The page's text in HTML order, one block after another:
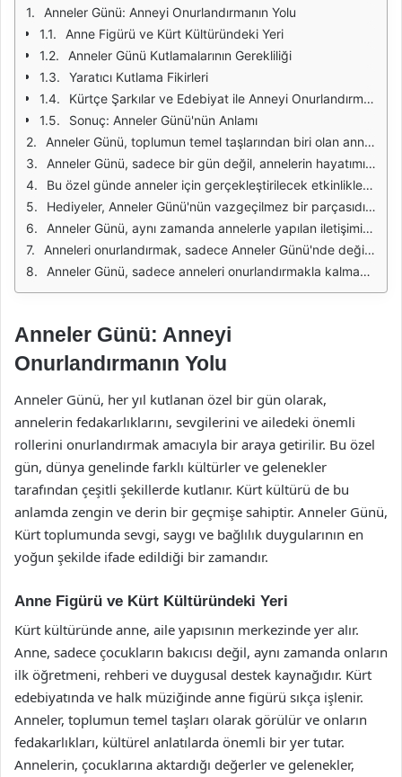
Anneler Günü: Anneyi Onurlandırmanın Yolu
Anne Figürü ve Kürt Kültüründeki Yeri
Anneler Günü Kutlamalarının Gerekliliği
Yaratıcı Kutlama Fikirleri
Kürtçe Şarkılar ve Edebiyat ile Anneyi Onurlandırmak
Sonuç: Anneler Günü'nün Anlamı
Anneler Günü, toplumun temel taşlarından biri olan anneleri onurlandırmak için özel bir fırsattır. Anneler, ailelerin ve toplumların yapı taşıdır. Onların fedakarlıkları, sevgileri ve sabırları, hayatımızın her alanında derin izler bırakır. Bu özel günde, annelere olan minnettarlığımızı göstermek için çeşitli yollar bulunur. Hassas bir şekilde hazırlanan hediyeler, güzel sözler ve unutulmaz anlar, annelere olan sevgimizi ifade etmenin en anlamlı yollarıdır.
Anneler Günü, sadece bir gün değil, annelerin hayatımızdaki değerinin sürekli hatırlanması gereken bir anıdır. Bu gün, annelere olan saygımızı ve sevgimizi tazelemek için bir fırsat sunar. Kürt kültüründe annelere olan saygı ve sevgi, tarih boyunca önemli bir yere sahip olmuştur. Anneler, sadece çocukları için değil, aynı zamanda tüm toplum için birer rehberdir. Onların bilgeliği ve sevgisi, birçok neslin yetişmesine katkıda bulunur.
Bu özel günde anneler için gerçekleştirilecek etkinlikler, onların değerini daha da artırır. Aileler bir araya gelir, birlikte zaman geçirir ve annelere olan sevgilerini dile getirir. Geleneksel yemekler hazırlanır, güzel anılar paylaşılır. Ayrıca, çeşitli etkinlikler ve kutlamalar düzenlenerek annelere olan sevgi ve saygı bir kez daha vurgulanır. Bu tür etkinlikler, ailenin bağlarını güçlendirir ve annelerin toplumdaki yerini pekiştirir.
Hediyeler, Anneler Günü'nün vazgeçilmez bir parçasıdır. Anneler için özel olarak seçilen hediyeler, onların ne kadar değerli olduğunu gösterir. Bu hediyeler, annelerin günlük yaşamlarına dokunarak onlara bir nebze olsun mutluluk katmayı hedefler. Çiçekler, takılar veya kişisel eşyalar gibi hediyeler, annelerin yüzünde bir gülümseme oluşturur. Ayrıca, el yapımı hediyeler, annelerin duygularına hitap ederek onlara olan sevgi ve bağlılığımızı daha anlamlı bir şekilde ifade eder.
Anneler Günü, aynı zamanda annelerle yapılan iletişimin güçlenmesi için bir fırsattır. Bu gün, annelerle yapılan telefon görüşmeleri, mesajlar ve ziyaretler, onların yalnız olmadıklarını hissettirir. Annelere olan sevgimizi ifade etmek için söylenen güzel sözler ve içten dilekler, onların kalplerinde özel bir yer edinir. Bu tür iletişim, annelerin kendilerini değerli hissetmelerine ve aile bağlarının güçlenmesine katkıda bulunur.
Anneleri onurlandırmak, sadece Anneler Günü'nde değil, her gün yapılması gereken bir eylemdir. Annelerimize olan sevgimizi sürekli olarak ifade etmek, onlara olan saygımızı ve bağlılığımızı pekiştirir. Onların hayatımızdaki yeri ve önemi büyük olduğundan, her an bu değeri hatırlamak gerekir. Günlük yaşamda küçük jestler, güzel sözler ve samimi davranışlar, annelerimize olan sevgimizi göstermek için yeterlidir.
Anneler Günü, sadece anneleri onurlandırmakla kalmaz, aynı zamanda toplumun değerlerini ve kültürel mirasını da yansıtır. Annelerin rolü, sadece aile içinde değil, toplumda da büyük bir öneme sahiptir. Kürt kültürü içinde annelerin yeri, geçmişten günümüze kadar derin bir anlam taşır. Bu özel günde, anneleri onurlandırmak, onları düşünmek ve onlara değer vermek, gelecekteki nesillerin de annelerine aynı şekilde yaklaşmasını sağlayacaktır.
Anneler Günü: Anneyi
Onurlandırmanın Yolu
Anneler Günü, her yıl kutlanan özel bir gün olarak,
annelerin fedakarlıklarını, sevgilerini ve ailedeki önemli
rollerini onurlandırmak amacıyla bir araya getirilir. Bu özel
gün, dünya genelinde farklı kültürler ve gelenekler
tarafından çeşitli şekillerde kutlanır. Kürt kültürü de bu
anlamda zengin ve derin bir geçmişe sahiptir. Anneler Günü,
Kürt toplumunda sevgi, saygı ve bağlılık duygularının en
yoğun şekilde ifade edildiği bir zamandır.
Anne Figürü ve Kürt Kültüründeki Yeri
Kürt kültüründe anne, aile yapısının merkezinde yer alır.
Anne, sadece çocukların bakıcısı değil, aynı zamanda onların
ilk öğretmeni, rehberi ve duygusal destek kaynağıdır. Kürt
edebiyatında ve halk müziğinde anne figürü sıkça işlenir.
Anneler, toplumun temel taşları olarak görülür ve onların
fedakarlıkları, kültürel anlatılarda önemli bir yer tutar.
Annelerin, çocuklarına aktardığı değerler ve gelenekler,